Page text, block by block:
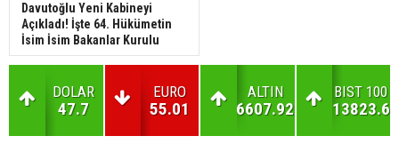
Davutoğlu Yeni Kabineyi
Açıkladı! İşte 64. Hükümetin
İsim İsim Bakanlar Kurulu
DOLAR
47.7
EURO
55.01
ALTIN
6607.92
BIST 100
13823.6